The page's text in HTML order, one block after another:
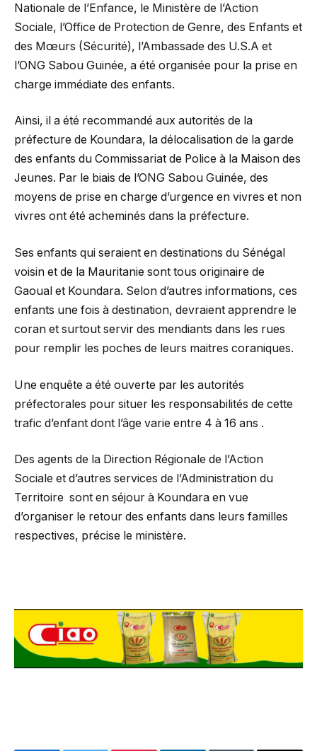
Nationale de l’Enfance, le Ministère de l’Action
Sociale, l’Office de Protection de Genre, des Enfants et
des Mœurs (Sécurité), l’Ambassade des U.S.A et
l’ONG Sabou Guinée, a été organisée pour la prise en
charge immédiate des enfants.
Ainsi, il a été recommandé aux autorités de la
préfecture de Koundara, la délocalisation de la garde
des enfants du Commissariat de Police à la Maison des
Jeunes. Par le biais de l’ONG Sabou Guinée, des
moyens de prise en charge d’urgence en vivres et non
vivres ont été acheminés dans la préfecture.
Ses enfants qui seraient en destinations du Sénégal
voisin et de la Mauritanie sont tous originaire de
Gaoual et Koundara. Selon d’autres informations, ces
enfants une fois à destination, devraient apprendre le
coran et surtout servir des mendiants dans les rues
pour remplir les poches de leurs maitres coraniques.
Une enquête a été ouverte par les autorités
préfectorales pour situer les responsabilités de cette
trafic d’enfant dont l’âge varie entre 4 à 16 ans .
Des agents de la Direction Régionale de l’Action
Sociale et d’autres services de l’Administration du
Territoire sont en séjour à Koundara en vue
d’organiser le retour des enfants dans leurs familles
respectives, précise le ministère.